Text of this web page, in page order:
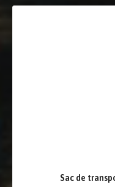
Sac de